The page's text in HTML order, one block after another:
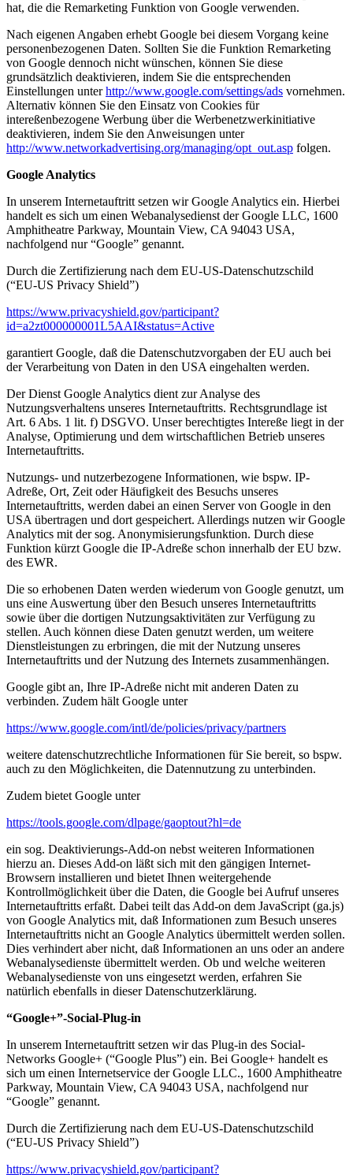
hat, die die Remarketing Funktion von Google verwenden.
Nach eigenen Angaben erhebt Google bei diesem Vorgang keine
personenbezogenen Daten. Sollten Sie die Funktion Remarketing
von Google dennoch nicht wünschen, können Sie diese
grundsätzlich deaktivieren, indem Sie die entsprechenden
Einstellungen unterhttp://www.google.com/settings/ads vornehmen.
Alternativ können Sie den Einsatz von Cookies für
intereßenbezogene Werbung über die Werbenetzwerkinitiative
deaktivieren, indem Sie den Anweisungen unter
http://www.networkadvertising.org/managing/opt_out.asp folgen.
Google Analytics
In unserem Internetauftritt setzen wir Google Analytics ein. Hierbei
handelt es sich um einen Webanalysedienst der Google LLC, 1600
Amphitheatre Parkway, Mountain View, CA 94043 USA,
nachfolgend nur “Google” genannt.
Durch die Zertifizierung nach dem EU-US-Datenschutzschild
(“EU-US Privacy Shield”)
https://www.privacyshield.gov/participant?
id=a2zt000000001L5AAI&status=Active
garantiert Google, daß die Datenschutzvorgaben der EU auch bei
der Verarbeitung von Daten in den USA eingehalten werden.
Der Dienst Google Analytics dient zur Analyse des
Nutzungsverhaltens unseres Internetauftritts. Rechtsgrundlage ist
Art. 6 Abs. 1 lit. f) DSGVO. Unser berechtigtes Intereße liegt in der
Analyse, Optimierung und dem wirtschaftlichen Betrieb unseres
Internetauftritts.
Nutzungs- und nutzerbezogene Informationen, wie bspw. IP-
Adreße, Ort, Zeit oder Häufigkeit des Besuchs unseres
Internetauftritts, werden dabei an einen Server von Google in den
USA übertragen und dort gespeichert. Allerdings nutzen wir Google
Analytics mit der sog. Anonymisierungsfunktion. Durch diese
Funktion kürzt Google die IP-Adreße schon innerhalb der EU bzw.
des EWR.
Die so erhobenen Daten werden wiederum von Google genutzt, um
uns eine Auswertung über den Besuch unseres Internetauftritts
sowie über die dortigen Nutzungsaktivitäten zur Verfügung zu
stellen. Auch können diese Daten genutzt werden, um weitere
Dienstleistungen zu erbringen, die mit der Nutzung unseres
Internetauftritts und der Nutzung des Internets zusammenhängen.
Google gibt an, Ihre IP-Adreße nicht mit anderen Daten zu
verbinden. Zudem hält Google unter
https://www.google.com/intl/de/policies/privacy/partners
weitere datenschutzrechtliche Informationen für Sie bereit, so bspw.
auch zu den Möglichkeiten, die Datennutzung zu unterbinden.
Zudem bietet Google unter
https://tools.google.com/dlpage/gaoptout?hl=de
ein sog. Deaktivierungs-Add-on nebst weiteren Informationen
hierzu an. Dieses Add-on läßt sich mit den gängigen Internet-
Browsern installieren und bietet Ihnen weitergehende
Kontrollmöglichkeit über die Daten, die Google bei Aufruf unseres
Internetauftritts erfaßt. Dabei teilt das Add-on dem JavaScript (ga.js)
von Google Analytics mit, daß Informationen zum Besuch unseres
Internetauftritts nicht an Google Analytics übermittelt werden sollen.
Dies verhindert aber nicht, daß Informationen an uns oder an andere
Webanalysedienste übermittelt werden. Ob und welche weiteren
Webanalysedienste von uns eingesetzt werden, erfahren Sie
natürlich ebenfalls in dieser Datenschutzerklärung.
“Google+”-Social-Plug-in
In unserem Internetauftritt setzen wir das Plug-in des Social-
Networks Google+ (“Google Plus”) ein. Bei Google+ handelt es
sich um einen Internetservice der Google LLC., 1600 Amphitheatre
Parkway, Mountain View, CA 94043 USA, nachfolgend nur
“Google” genannt.
Durch die Zertifizierung nach dem EU-US-Datenschutzschild
(“EU-US Privacy Shield”)
https://www.privacyshield.gov/participant?